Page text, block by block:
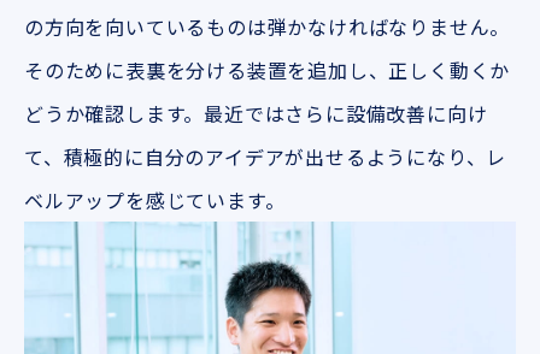
の方向を向いているものは弾かなければなりません。
そのために表裏を分ける装置を追加し、正しく動くか
どうか確認します。最近ではさらに設備改善に向け
て、積極的に自分のアイデアが出せるようになり、レ
ベルアップを感じています。